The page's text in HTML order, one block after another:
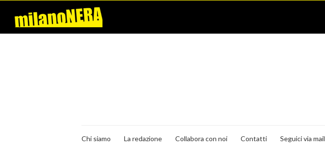
Chi siamo La redazione Collabora con noi Contatti Seguici via mail